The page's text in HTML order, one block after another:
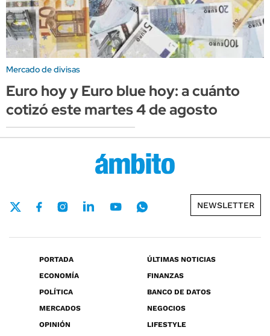
Mercado de divisas
Euro hoy y Euro blue hoy: a cuánto
cotizó este martes 4 de agosto
NEWSLETTER
PORTADA
ÚLTIMAS NOTICIAS
ECONOMÍA
FINANZAS
POLÍTICA
BANCO DE DATOS
MERCADOS
NEGOCIOS
OPINIÓN
LIFESTYLE